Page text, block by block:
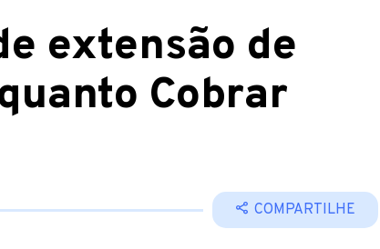
extensão de
Cobrar
COMPARTILHE